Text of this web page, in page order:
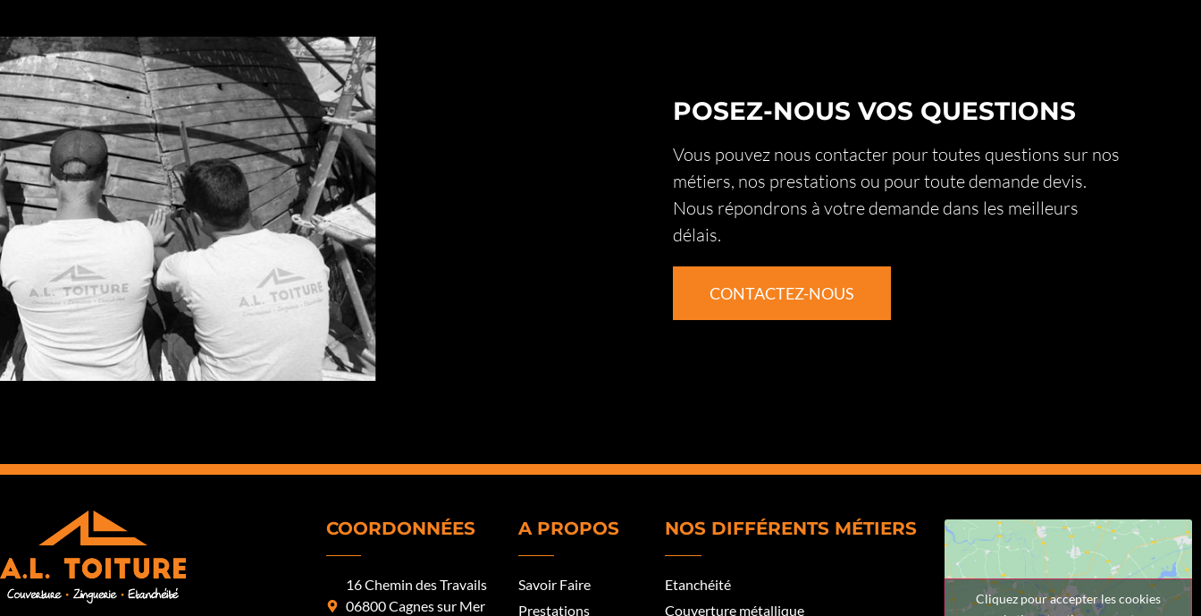
POSEZ-NOUS VOS QUESTIONS
Vous pouvez nous contacter pour toutes questions sur nos
métiers, nos prestations ou pour toute demande devis.
Nous répondrons à votre demande dans les meilleurs
délais.
CONTACTEZ-NOUS
COORDONNÉES
16 Chemin des Travails
06800 Cagnes sur Mer
A PROPOS
Savoir Faire
Prestations
NOS DIFFÉRENTS MÉTIERS
Etanchéité
Couverture métallique
Cliquez pour accepter les cookies